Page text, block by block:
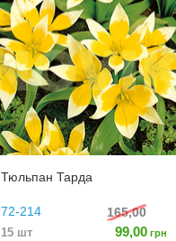
Тюльпан Тарда
72-214
15 шт
165,00
99,00 грн